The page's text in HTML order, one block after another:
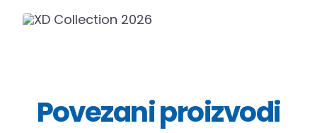
Povezani proizvodi